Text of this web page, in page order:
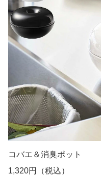
コバエ＆消臭ポット
1,320円（税込）